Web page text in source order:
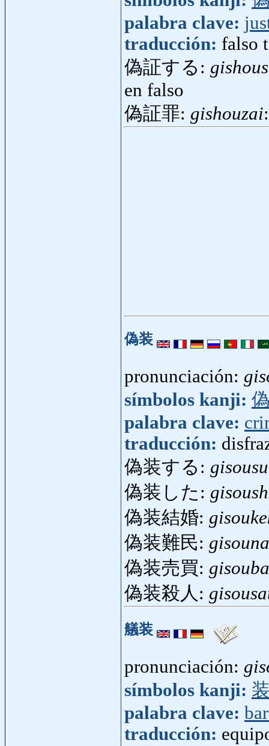
palabra clave:
traducción: falso
偽証する:
en falso
偽証罪: gishouzai
偽装
pronunciación:
símbolos kanji:
palabra clave:
traducción:
偽装する:
偽装した:
偽装結婚:
偽装難民:
偽装売買:
偽装殺人:
艤装
pronunciación:
símbolos kanji:
palabra clave:
traducción: